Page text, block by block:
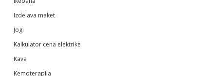
Izdelava maket
Jogi
Kalkulator cena elektrike
Kava
Kemoterapija